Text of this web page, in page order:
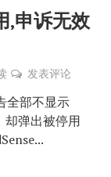
,申诉无效
发表评论
全部不显示
却弹出被停用